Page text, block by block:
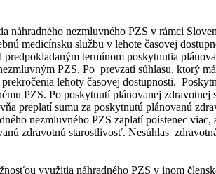
nezmluvného PZS v rámci
medicínsku službu v lehote časovej
termínom poskytnutia
PZS. Po prevzatí súhlasu, ktorý
lehoty časovej dostupnosti.
PZS. Po poskytnutí plánovanej zdravotnej
preplatí sumu za poskytnutú plánovanú
nezmluvného PZS zaplatí poistenec viac,
zdravotnú starostlivosť. Nesúhlas
využitia náhradného PZS v inom